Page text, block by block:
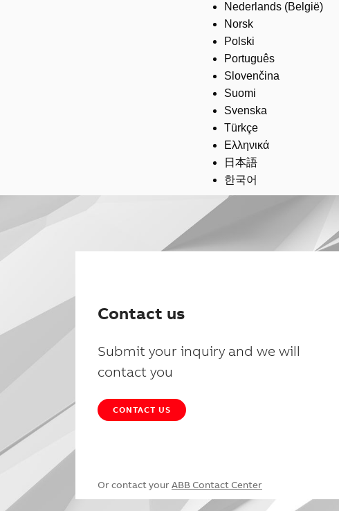
Nederlands (België)
Norsk
Polski
Português
Slovenčina
Suomi
Svenska
Türkçe
Ελληνικά
日本語
한국어
Contact us
Submit your inquiry and we will
contact you
CONTACT US
Or contact your ABB Contact Center